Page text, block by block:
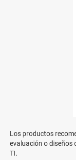
Los productos
evaluación o diseños
TI.